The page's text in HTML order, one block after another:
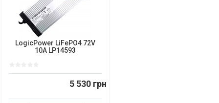
LogicPower LiFePO4 72V
10A LP14593
5 530 грн